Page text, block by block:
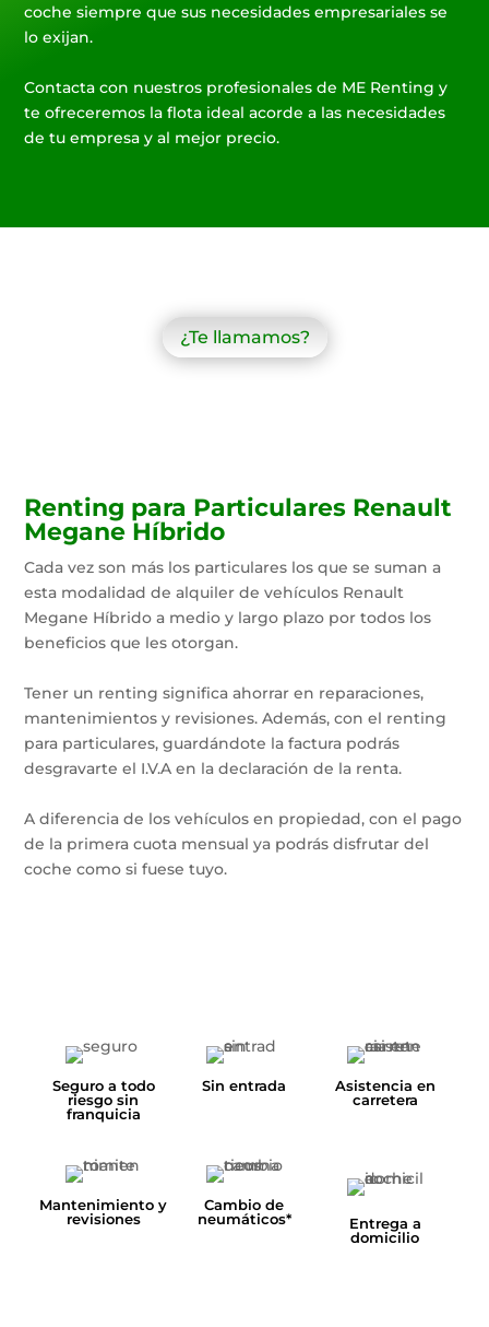
coche siempre que sus necesidades empresariales se
lo exijan.
Contacta con nuestros profesionales de ME Renting y
te ofreceremos la flota ideal acorde a las necesidades
de tu empresa y al mejor precio.
¿Te llamamos?
Renting para Particulares Renault
Megane Híbrido
Cada vez son más los particulares los que se suman a
esta modalidad de alquiler de vehículos Renault
Megane Híbrido a medio y largo plazo por todos los
beneficios que les otorgan.
Tener un renting significa ahorrar en reparaciones,
mantenimientos y revisiones. Además, con el renting
para particulares, guardándote la factura podrás
desgravarte el I.V.A en la declaración de la renta.
A diferencia de los vehículos en propiedad, con el pago
de la primera cuota mensual ya podrás disfrutar del
coche como si fuese tuyo.
Seguro a todo
riesgo sin
franquicia
Sin entrada
Asistencia en
carretera
Mantenimiento y
revisiones
Cambio de
neumáticos*
Entrega a
domicilio